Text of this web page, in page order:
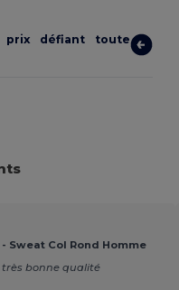
défiant toute
Sweat Col Rond Homme
bonne qualité